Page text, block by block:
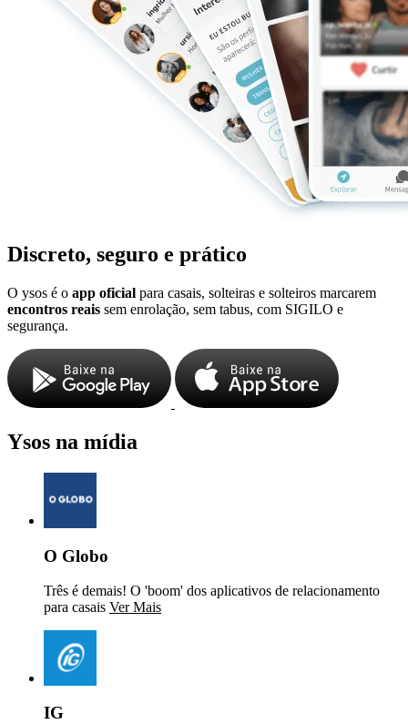
Discreto, seguro e prático
O ysos é o app oficial para casais, solteiras e solteiros marcarem
encontros reais sem enrolação, sem tabus, com SIGILO e
segurança.
Ysos na mídia
O Globo
Três é demais! O 'boom' dos aplicativos de relacionamento
para casais Ver Mais
IG